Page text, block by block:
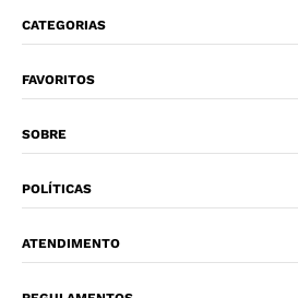
CATEGORIAS
FAVORITOS
SOBRE
POLÍTICAS
ATENDIMENTO